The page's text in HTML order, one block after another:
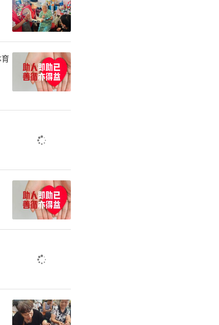
车队，
员组成
赴考防
体验，
开得
祈福挂
，让赴